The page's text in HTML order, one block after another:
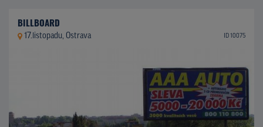
BILLBOARD
17.listopadu, Ostrava ID 10075